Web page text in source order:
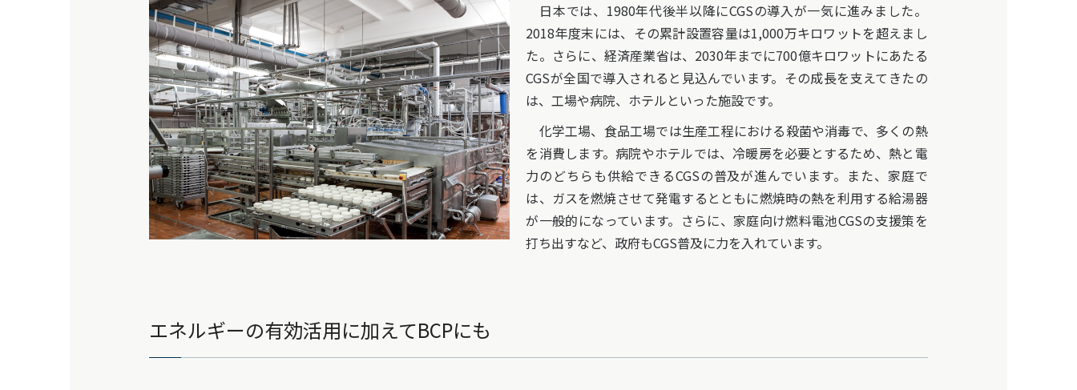
日本では、1980年代後半以降にCGSの導入が一気に進みました。
2018年度末には、その累計設置容量は1,000万キロワットを超えまし
た。さらに、経済産業省は、2030年までに700億キロワットにあたる
CGSが全国で導入されると見込んでいます。その成長を支えてきたの
は、工場や病院、ホテルといった施設です。
化学工場、食品工場では生産工程における殺菌や消毒で、多くの熱
を消費します。病院やホテルでは、冷暖房を必要とするため、熱と電
力のどちらも供給できるCGSの普及が進んでいます。また、家庭で
は、ガスを燃焼させて発電するとともに燃焼時の熱を利用する給湯器
が一般的になっています。さらに、家庭向け燃料電池CGSの支援策を
打ち出すなど、政府もCGS普及に力を入れています。
エネルギーの有効活用に加えてBCPにも